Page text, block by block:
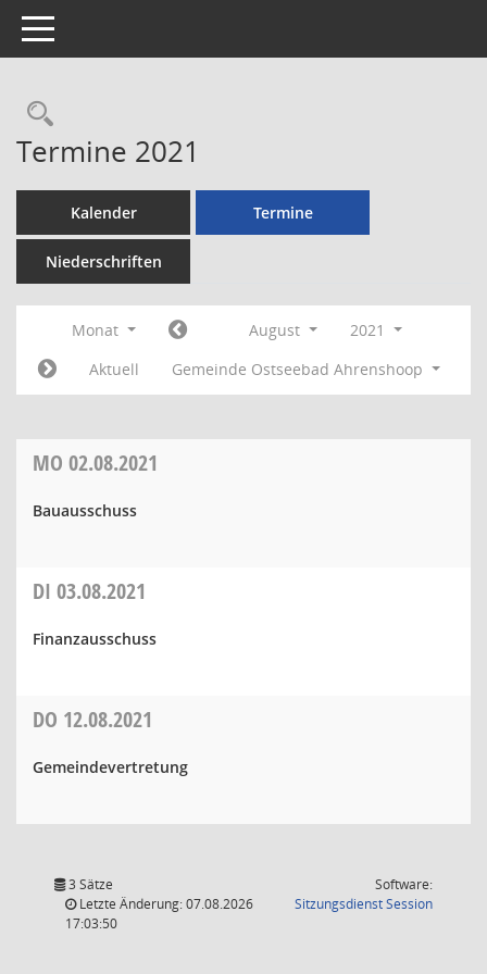
Toggle navigation
Rechercheauswahl
Termine 2021
Kalender Termine
Niederschriften
Monat August
2021
Aktuell
Gemeinde Ostseebad Ahrenshoop
MO 02.08.2021
Bauausschuss
DI 03.08.2021
Finanzausschuss
DO 12.08.2021
Gemeindevertretung
3 Sätze
Letzte Änderung: 07.08.2026
17:03:50
Software:
SitzungsdienstSession(Wird in